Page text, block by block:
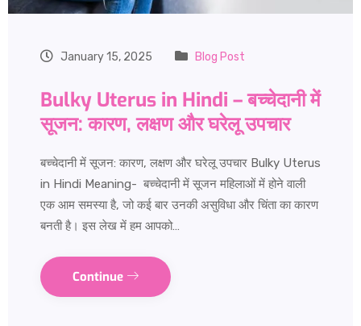
January 15, 2025 Blog Post
Bulky Uterus in Hindi – बच्चेदानी में
सूजन: कारण, लक्षण और घरेलू उपचार
बच्चेदानी में सूजन: कारण, लक्षण और घरेलू उपचार Bulky Uterus
in Hindi Meaning- बच्चेदानी में सूजन महिलाओं में होने वाली
एक आम समस्या है, जो कई बार उनकी असुविधा और चिंता का कारण
बनती है। इस लेख में हम आपको…
Continue